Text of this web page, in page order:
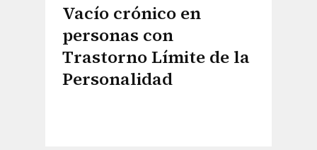
Vacío crónico en
personas con
Trastorno Límite de la
Personalidad